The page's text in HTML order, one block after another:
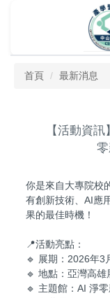
要
首頁 最新消息
【活動資
你是來自大專院校
有創新技術、AI應
果的最佳時機！
📍活動亮點：
🔹 展期：2026年3
🔹 地點：亞灣高雄
🔹 主題館：AI 淨